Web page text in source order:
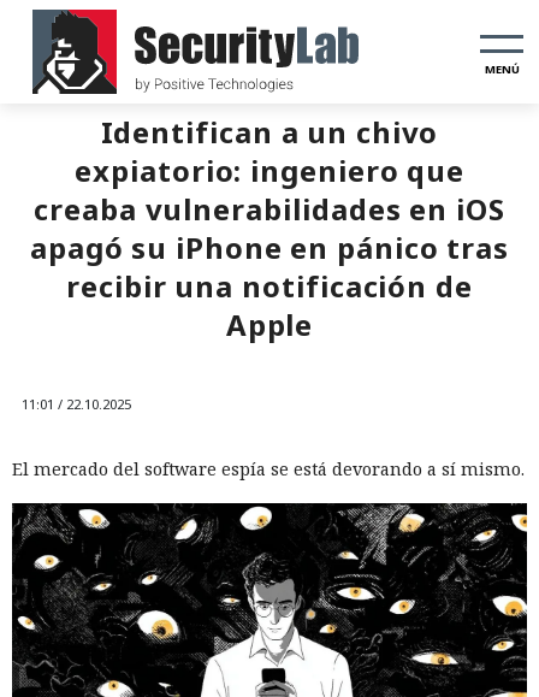
MENÚ
Identifican a un chivo
expiatorio: ingeniero que
creaba vulnerabilidades en iOS
apagó su iPhone en pánico tras
recibir una notificación de
Apple
11:01 / 22.10.2025
El mercado del software espía se está devorando a sí mismo.